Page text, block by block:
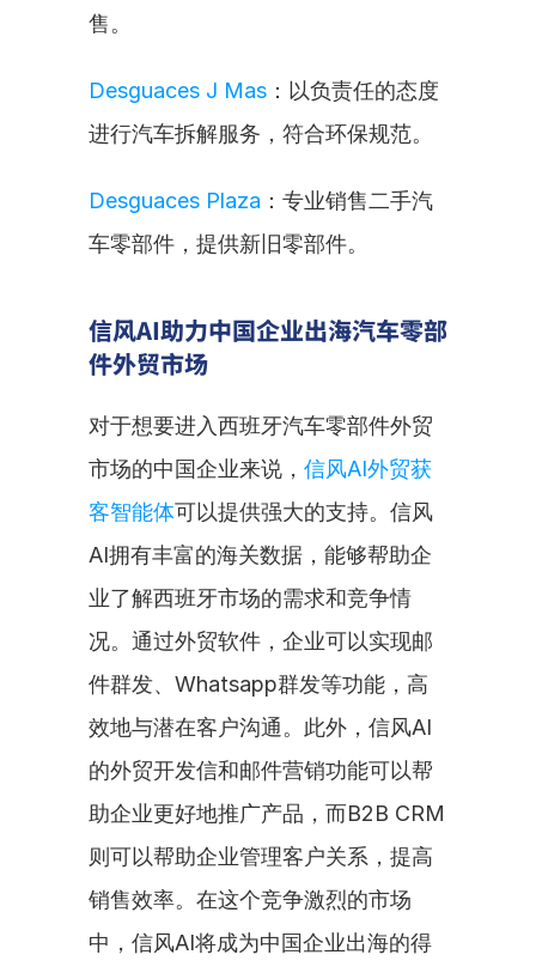
售。
Desguaces J Mas ：以负责任的态度
进行汽车拆解服务，符合环保规范。
Desguaces Plaza ：专业销售二手汽
车零部件，提供新旧零部件。
信风AI助力中国企业出海汽车零部
件外贸市场
对于想要进入西班牙汽车零部件外贸
市场的中国企业来说， 信风AI外贸获
客智能体可以提供强大的支持。信风
AI拥有丰富的海关数据，能够帮助企
业了解西班牙市场的需求和竞争情
况。通过外贸软件，企业可以实现邮
件群发、Whatsapp群发等功能，高
效地与潜在客户沟通。此外，信风AI
的外贸开发信和邮件营销功能可以帮
助企业更好地推广产品，而B2B CRM
则可以帮助企业管理客户关系，提高
销售效率。在这个竞争激烈的市场
中，信风AI将成为中国企业出海的得